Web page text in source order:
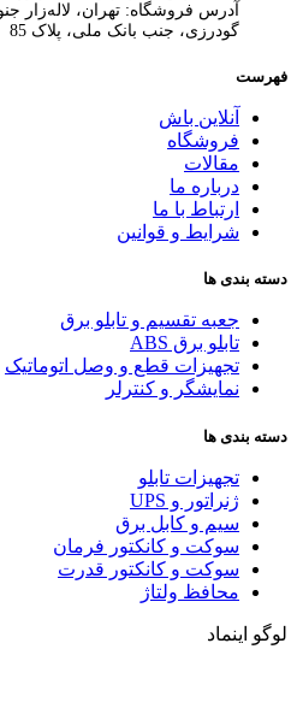
آدرس فروشگاه: تهران، لاله‌زار
گودرزی، جنب بانک ملی، پلاک 85
فهرست
آنلاین باش
فروشگاه
مقالات
درباره ما
ارتباط با ما
شرایط و قوانین
دسته بندی ها
جعبه تقسیم و تابلو برق
تابلو برق ABS
تجهیزات قطع و وصل اتوماتیک
نمایشگر و کنترلر
دسته بندی ها
تجهیزات تابلو
ژنراتور و UPS
سیم و کابل برق
سوکت و کانکتور فرمان
سوکت و کانکتور قدرت
محافظ ولتاژ
لوگو اینماد